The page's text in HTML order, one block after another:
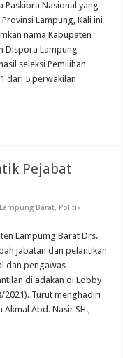
Paskibra Nasional yang
Lampung, Kali ini
nama Kabupaten
Dispora Lampung
seleksi Pemilihan
dari 5 perwakilan
Pejabat
Lampung Barat, Politik
Lampumg Barat Drs.
jabatan dan pelantikan
dan pengawas
di adakan di Lobby
2021). Turut menghadiri
Akmal Abd. Nasir SH., …